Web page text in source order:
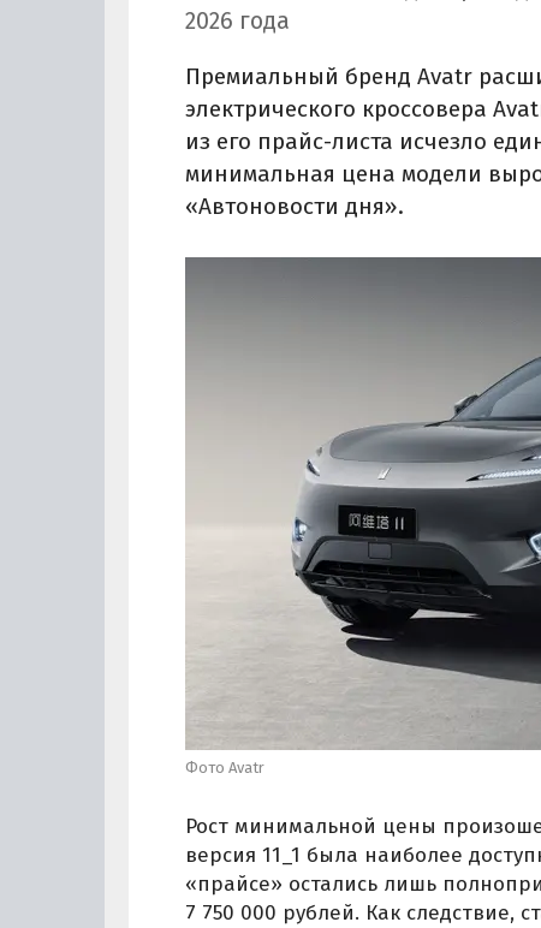
2026 года
Премиальный бренд Avatr
электрического кроссовера
из его прайс-листа исчезло
минимальная цена модели
«Автоновости дня».
Фото Avatr
Рост минимальной цены
версия 11_1 была наиболее
«прайсе» остались лишь
7 750 000 рублей. Как следствие,